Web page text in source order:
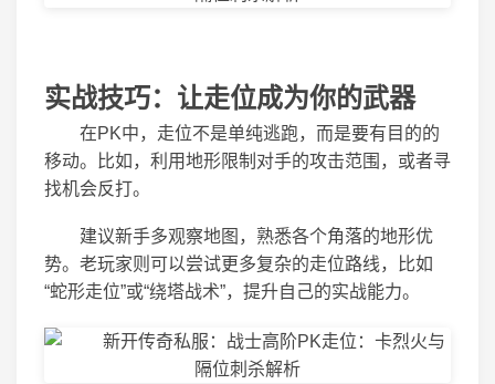
实战技巧：让走位成为你的武器
在PK中，走位不是单纯逃跑，而是要有目的的
移动。比如，利用地形限制对手的攻击范围，或者寻
找机会反打。
建议新手多观察地图，熟悉各个角落的地形优
势。老玩家则可以尝试更多复杂的走位路线，比如
“蛇形走位”或“绕塔战术”，提升自己的实战能力。